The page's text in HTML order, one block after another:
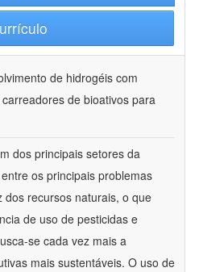
de hidrogéis com
de bioativos para
dos principais setores da
os principais problemas
recursos naturais, o que
de uso de pesticidas e
se cada vez mais a
mais sustentáveis. O uso de